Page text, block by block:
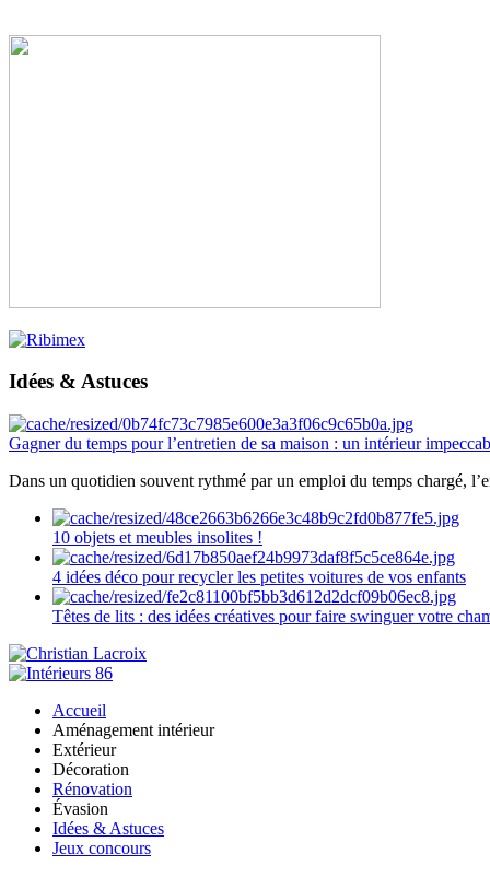
Idées & Astuces
Gagner du temps pour l’entretien de sa maison : un intérieur
Dans un quotidien souvent rythmé par un emploi du temps chargé,
10 objets et meubles insolites !
4 idées déco pour recycler les petites voitures de vos enfants
Têtes de lits : des idées créatives pour faire swinguer votre
Accueil
Aménagement intérieur
Extérieur
Décoration
Rénovation
Évasion
Idées & Astuces
Jeux concours